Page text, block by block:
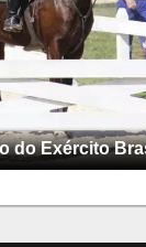
do Exército